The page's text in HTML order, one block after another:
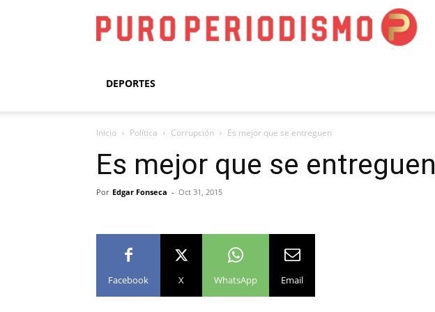
Puro
DEPORTES
Inicio Política Corrupción Es mejor que se entreguen
Es mejor que se entreguen
Por Edgar Fonseca - Oct 31, 2015
Facebook X WhatsApp Email